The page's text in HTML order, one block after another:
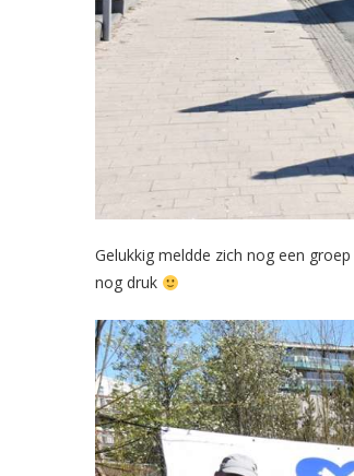
Gelukkig meldde zich nog een
nog druk